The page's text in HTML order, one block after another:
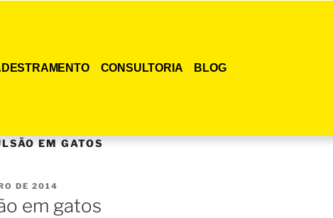
CONSULTORIA BLOG
EM GATOS
DE 2014
em gatos